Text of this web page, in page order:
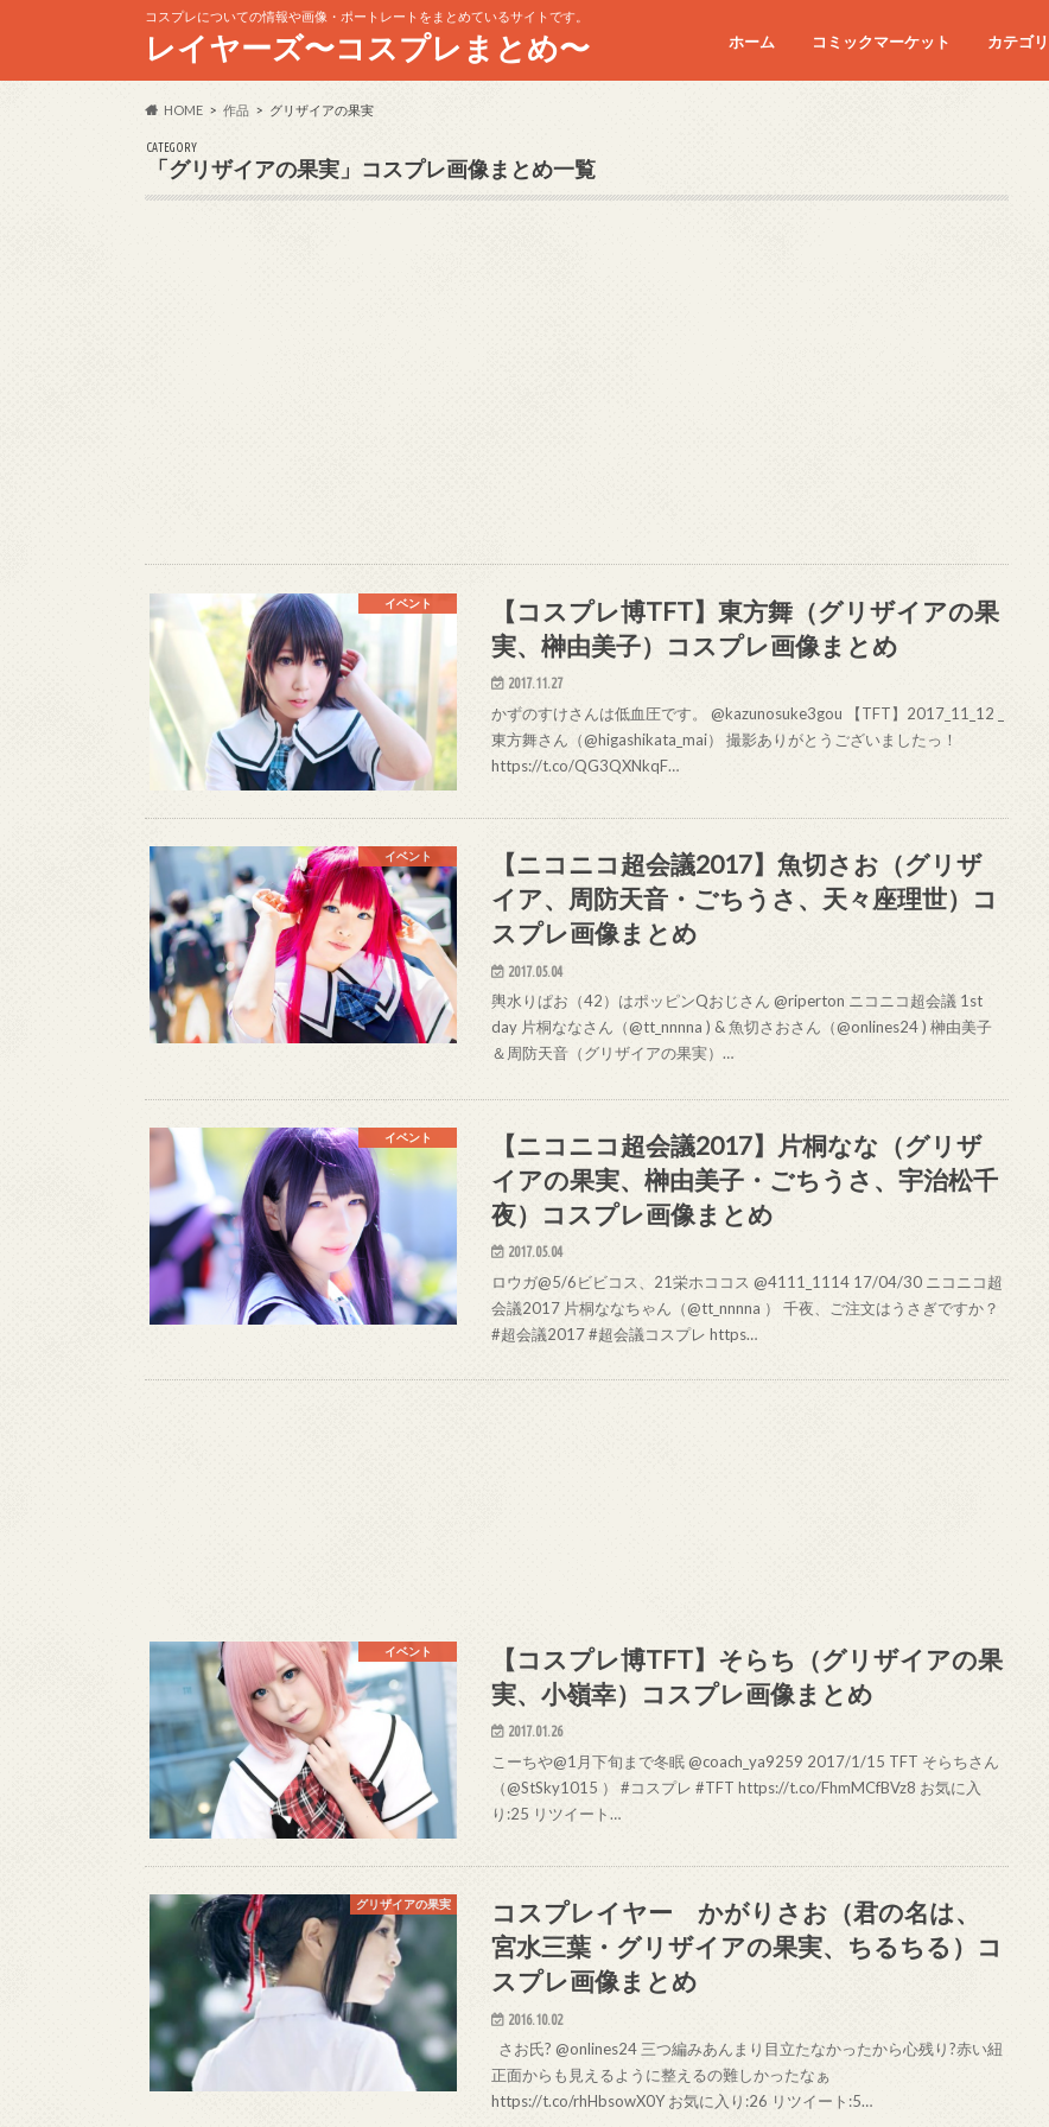
コスプレについての情報や画像・ポートレートをまとめているサイトです。
レイヤーズ〜コスプレまとめ〜 ホーム コミックマーケット
コミケC90
コミケC91
コミケC92
コミケC93
コミケC94
コミケC95
カテゴ
HOME 作品 グリザイアの果実
CATEGORY
「グリザイアの果実」コスプレ画像まとめ一覧
イベント
【コスプレ博TFT】東方舞（グリザイアの果
実、榊由美子）コスプレ画像まとめ
2017.11.27
かずのすけさんは低血圧です。 @kazunosuke3gou 【TFT】2017_11_12 _
東方舞さん（@higashikata_mai） 撮影ありがとうございましたっ！
https://t.co/QG3QXNkqF…
イベント
【ニコニコ超会議2017】魚切さお（グリザ
イア、周防天音・ごちうさ、天々座理世）コ
スプレ画像まとめ
2017.05.04
輿水りぱお（42）はポッピンQおじさん @riperton ニコニコ超会議 1st
day 片桐ななさん（@tt_nnnna ) & 魚切さおさん（@onlines24 ) 榊由美子
＆周防天音（グリザイアの果実）…
イベント
【ニコニコ超会議2017】片桐なな（グリザ
イアの果実、榊由美子・ごちうさ、宇治松千
夜）コスプレ画像まとめ
2017.05.04
ロウガ@5/6ビビコス、21栄ホココス @4111_1114 17/04/30 ニコニコ超
会議2017 片桐ななちゃん（@tt_nnnna ） 千夜、ご注文はうさぎですか？
#超会議2017 #超会議コスプレ https…
イベント
【コスプレ博TFT】そらち（グリザイアの果
実、小嶺幸）コスプレ画像まとめ
2017.01.26
こーちや@1月下旬まで冬眠 @coach_ya9259 2017/1/15 TFT そらちさん
（@StSky1015 ） #コスプレ #TFT https://t.co/FhmMCfBVz8 お気に入
り:25 リツイート…
グリザイアの果実
コスプレイヤー かがりさお（君の名は、
宮水三葉・グリザイアの果実、ちるちる）コ
スプレ画像まとめ
2016.10.02
さお氏? @onlines24 三つ編みあんまり目立たなかったから心残り?赤い紐
正面からも見えるように整えるの難しかったなぁ
https://t.co/rhHbsowX0Y お気に入り:26 リツイート:5…